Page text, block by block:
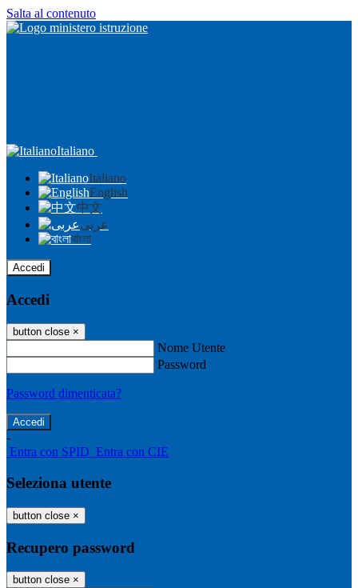
Salta al contenuto
Italiano
Italiano
English
中文
عربى
বাংলা
Accedi
Accedi
button close ×
Nome Utente
Password
Password dimenticata?
-
Entra con SPID Entra con CIE
Seleziona utente
button close ×
Recupero password
button close ×